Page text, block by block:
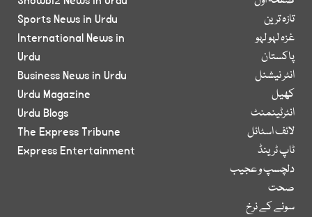
تازہ ترین
غزہ لہو لہو
پاکستان
انٹر نیشنل
کھیل
انٹرٹینمنٹ
لائف اسٹائل
ٹاپ ٹرینڈ
دلچسپ و عجیب
صحت
سونے کے نرخ
Sports News in Urdu
International News in
Urdu
Business News in Urdu
Urdu Magazine
Urdu Blogs
The Express Tribune
Express Entertainment